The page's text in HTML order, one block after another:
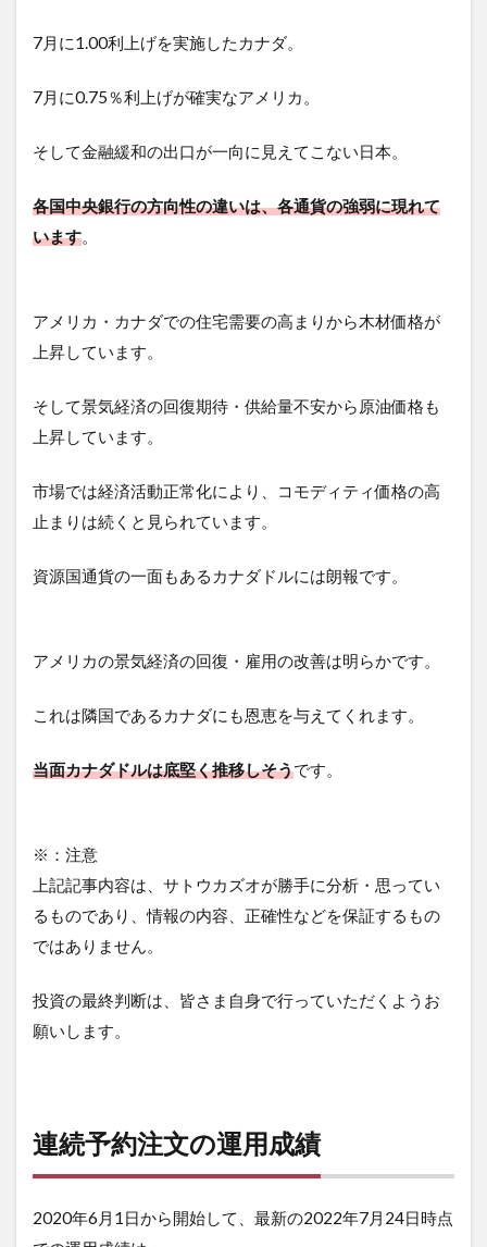
7月に1.00利上げを実施したカナダ。
7月に0.75％利上げが確実なアメリカ。
そして金融緩和の出口が一向に見えてこない日本。
各国中央銀行の方向性の違いは、各通貨の強弱に現れて
います。
アメリカ・カナダでの住宅需要の高まりから木材価格が
上昇しています。
そして景気経済の回復期待・供給量不安から原油価格も
上昇しています。
市場では経済活動正常化により、コモディティ価格の高
止まりは続くと見られています。
資源国通貨の一面もあるカナダドルには朗報です。
アメリカの景気経済の回復・雇用の改善は明らかです。
これは隣国であるカナダにも恩恵を与えてくれます。
当面カナダドルは底堅く推移しそうです。
※：注意
上記記事内容は、サトウカズオが勝手に分析・思ってい
るものであり、情報の内容、正確性などを保証するもの
ではありません。
投資の最終判断は、皆さま自身で行っていただくようお
願いします。
連続予約注文の運用成績
2020年6月1日から開始して、最新の2022年7月24日時点